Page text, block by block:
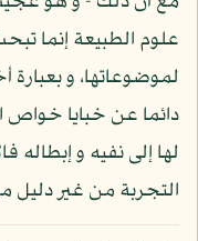
علوم الطبيعة إنما
لموضوعاتها، و
دائما عن خبايا خواص
لها إلى نفيه و إبطاله
التجربة من غير دليل